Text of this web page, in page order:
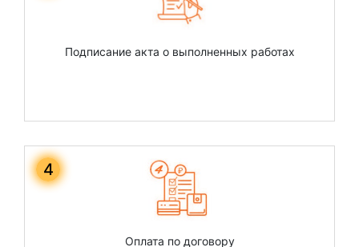
Подписание акта о выполненных работах
Оплата по договору
4